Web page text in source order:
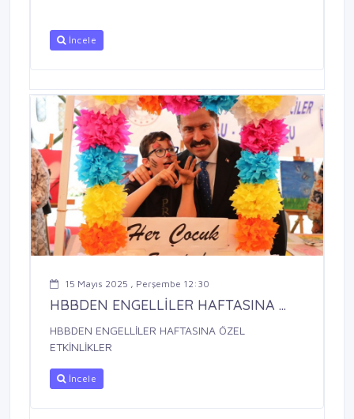
İncele
15 Mayıs 2025 , Perşembe 12:30
HBBDEN ENGELLİLER HAFTASINA ...
HBBDEN ENGELLİLER HAFTASINA ÖZEL
ETKİNLİKLER
İncele